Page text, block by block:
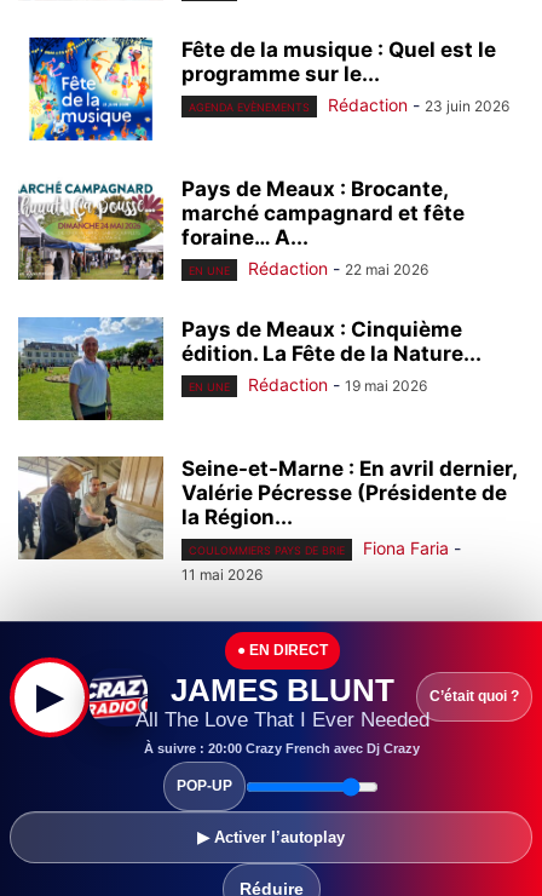
Fête de la musique : Quel est le
programme sur le...
AGENDA EVÈNEMENTS Rédaction - 23 juin 2026
Pays de Meaux : Brocante,
marché campagnard et fête
foraine… A...
EN UNE Rédaction - 22 mai 2026
Pays de Meaux : Cinquième
édition. La Fête de la Nature...
EN UNE Rédaction - 19 mai 2026
Seine-et-Marne : En avril dernier,
Valérie Pécresse (Présidente de
la Région...
COULOMMIERS PAYS DE BRIE Fiona Faria -
11 mai 2026
Pays de Meaux : A Trilport, Jean-
Michel Morer a été reconduit...
EN UNE Fiona Faria - 28 avril 2026
Seine-et-Marne : Attendu pour
septembre 2027, la première
Fiona Faria -
▶
● EN DIRECT
JAMES BLUNT
All The Love That I Ever Needed
À suivre : 20:00 Crazy French avec Dj Crazy
▶ Activer l’autoplay
Réduire
C’était quoi ?
POP-UP